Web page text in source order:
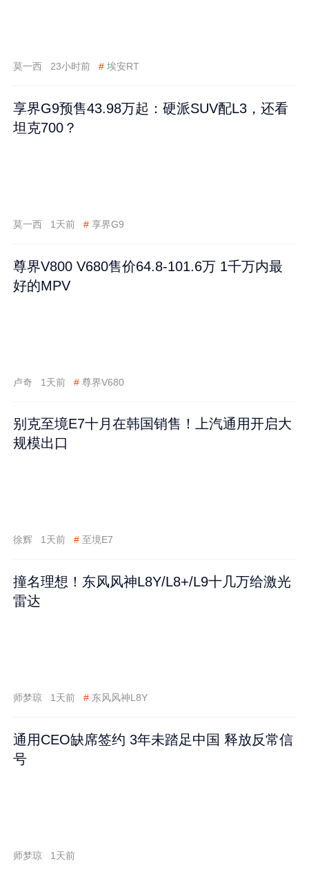
莫一西 23小时前 # 埃安RT
享界G9预售43.98万起：硬派SUV配L3，还看
坦克700？
莫一西 1天前 # 享界G9
尊界V800 V680售价64.8-101.6万 1千万内最
好的MPV
卢奇 1天前 # 尊界V680
别克至境E7十月在韩国销售！上汽通用开启大
规模出口
徐辉 1天前 # 至境E7
撞名理想！东风风神L8Y/L8+/L9十几万给激光
雷达
师梦琼 1天前 # 东风风神L8Y
通用CEO缺席签约 3年未踏足中国 释放反常信
号
师梦琼 1天前